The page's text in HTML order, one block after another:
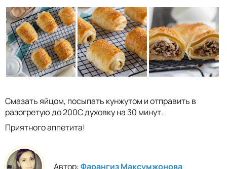
Смазать яйцом, посыпать кунжутом и отправить в
разогретую до 200С духовку на 30 минут.
Приятного аппетита!
Автор:Фарангиз Максумжонова